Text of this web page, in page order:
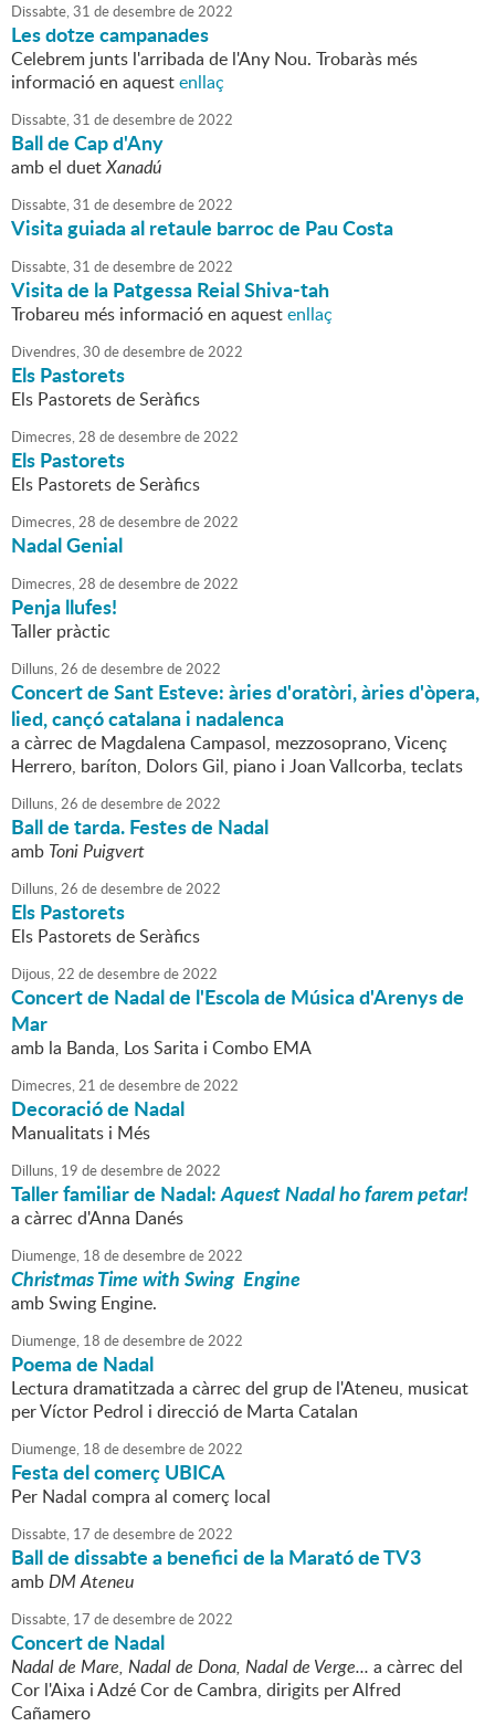
Dissabte,31 dedesembrede2022
Les dotze campanades
Celebrem junts l'arribada de l'Any Nou. Trobaràs més
informació en aquestenllaç
Dissabte,31 dedesembrede2022
Ball de Cap d'Any
amb el duetXanadú
Dissabte,31 dedesembrede2022
Visita guiada al retaule barroc de Pau Costa
Dissabte,31 dedesembrede2022
Visita de la Patgessa Reial Shiva-tah
Trobareu més informació en aquestenllaç
Divendres,30 dedesembrede2022
Els Pastorets
Els Pastorets de Seràfics
Dimecres,28 dedesembrede2022
Els Pastorets
Els Pastorets de Seràfics
Dimecres,28 dedesembrede2022
Nadal Genial
Dimecres,28 dedesembrede2022
Penja llufes!
Taller pràctic
Dilluns,26 dedesembrede2022
Concert de Sant Esteve: àries d'oratòri, àries d'òpera,
lied, cançó catalana i nadalenca
a càrrec de Magdalena Campasol, mezzosoprano, Vicenç
Herrero, baríton, Dolors Gil, piano i Joan Vallcorba, teclats
Dilluns,26 dedesembrede2022
Ball de tarda. Festes de Nadal
amb Toni Puigvert
Dilluns,26 dedesembrede2022
Els Pastorets
Els Pastorets de Seràfics
Dijous,22 dedesembrede2022
Concert de Nadal de l'Escola de Música d'Arenys de
Mar
amb la Banda, Los Sarita i Combo EMA
Dimecres,21 dedesembrede2022
Decoració de Nadal
Manualitats i Més
Dilluns, 19 dedesembrede2022
Taller familiar de Nadal:Aquest Nadal ho farem petar!
a càrrec d'Anna Danés
Diumenge, 18 dedesembrede2022
Christmas Time with Swing Engine
amb Swing Engine.
Diumenge, 18 dedesembrede2022
Poema de Nadal
Lectura dramatitzada a càrrec del grup de l'Ateneu, musicat
per Víctor Pedrol i direcció de Marta Catalan
Diumenge, 18 dedesembrede2022
Festa del comerç UBICA
Per Nadal compra al comerç local
Dissabte, 17 dedesembrede2022
Ball de dissabte a benefici de la Marató de TV3
ambDM Ateneu
Dissabte, 17 dedesembrede2022
Concert de Nadal
Nadal de Mare, Nadal de Dona, Nadal de Verge... a càrrec del
Cor l'Aixa i Adzé Cor de Cambra, dirigits per Alfred
Cañamero